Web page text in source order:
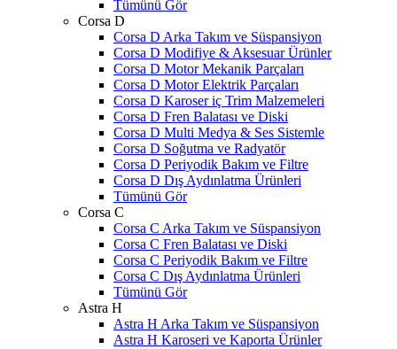
Tümünü Gör
Corsa D
Corsa D Arka Takım ve Süspansiyon
Corsa D Modifiye & Aksesuar Ürünler
Corsa D Motor Mekanik Parçaları
Corsa D Motor Elektrik Parçaları
Corsa D Karoser iç Trim Malzemeleri
Corsa D Fren Balatası ve Diski
Corsa D Multi Medya & Ses Sistemle
Corsa D Soğutma ve Radyatör
Corsa D Periyodik Bakım ve Filtre
Corsa D Dış Aydınlatma Ürünleri
Tümünü Gör
Corsa C
Corsa C Arka Takım ve Süspansiyon
Corsa C Fren Balatası ve Diski
Corsa C Periyodik Bakım ve Filtre
Corsa C Dış Aydınlatma Ürünleri
Tümünü Gör
Astra H
Astra H Arka Takım ve Süspansiyon
Astra H Karoseri ve Kaporta Ürünler